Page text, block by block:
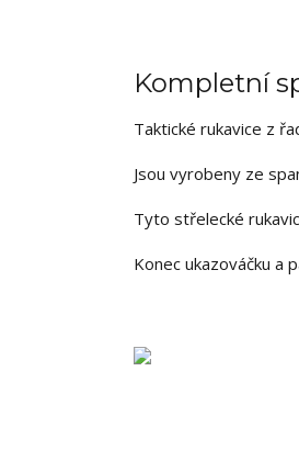
Kompletní
Taktické rukavice z
Jsou vyrobeny ze
Tyto střelecké
Konec ukazováčku a